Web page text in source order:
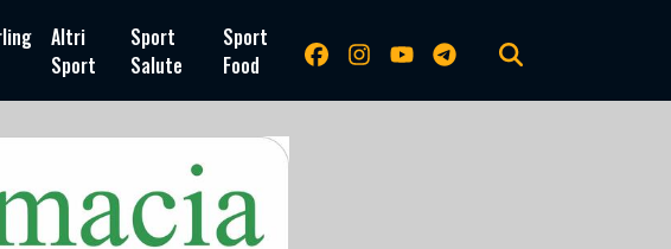
Altri
Sport
Sport
Salute
Sport
Food